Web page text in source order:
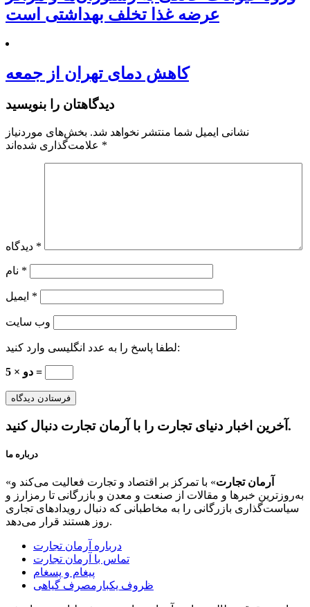
عرضه غذا تخلف بهداشتی است
کاهش دمای تهران از جمعه
دیدگاهتان را بنویسید
نشانی ایمیل شما منتشر نخواهد شد. بخش‌های موردنیاز
*
*
*
*
وب‌ سایت
لطفا پاسخ را به عدد انگلیسی وارد کنید:
دو × 5 =
آخرین اخبار دنیای تجارت را با آرمان تجارت دنبال کنید.
درباره ما
« آرمان تجارت» با تمرکز بر اقتصاد و تجارت فعالیت می‌کند و
به‌روزترین خبرها و مقالات از صنعت و معدن و بازرگانی تا رمزارز و
سیاست‌گذاری بازرگانی را به مخاطبانی که دنبال رویدادهای تجاری
روز هستند قرار می‌دهد.
درباره آرمان تجارت
تماس با آرمان تجارت
پیغام و پسغام
ظروف یکبارمصرف گیاهی